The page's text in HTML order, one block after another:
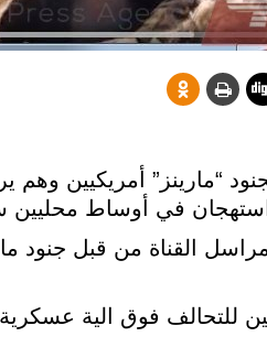
لجنود “مارينز” أمريكيين
في أوساط
القناة من قبل جنود
للتحالف فوق الية